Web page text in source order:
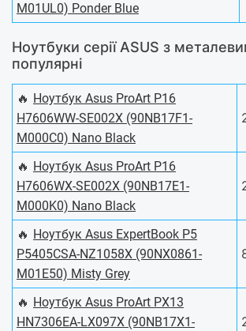
M01UL0) Ponder Blue
Ноутбуки серії ASUS з
популярні
🔥 Ноутбук Asus ProArt P16
H7606WW-SE002X (90NB17F1-
M000C0) Nano Black
🔥 Ноутбук Asus ProArt P16
H7606WX-SE002X (90NB17E1-
M000K0) Nano Black
🔥 Ноутбук Asus ExpertBook P5
P5405CSA-NZ1058X (90NX0861-
M01E50) Misty Grey
🔥 Ноутбук Asus ProArt PX13
HN7306EA-LX097X (90NB17X1-